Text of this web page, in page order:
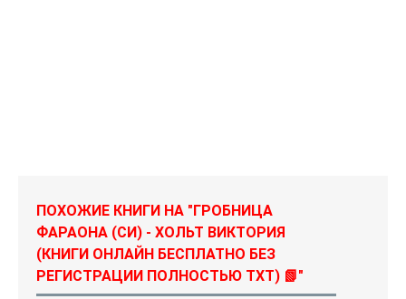
ПОХОЖИЕ КНИГИ НА "ГРОБНИЦА
ФАРАОНА (СИ) - ХОЛЬТ ВИКТОРИЯ
(КНИГИ ОНЛАЙН БЕСПЛАТНО БЕЗ
РЕГИСТРАЦИИ ПОЛНОСТЬЮ TXT) 📗"